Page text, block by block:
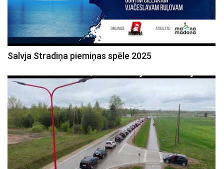
Salvja Stradiņa piemiņas spēle 2025